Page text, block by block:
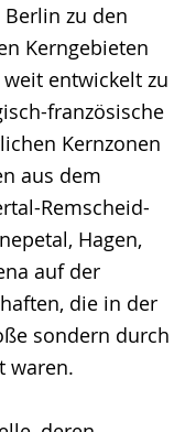
Berlin zu den
Kerngebieten
entwickelt zu
französische
Kernzonen
aus dem
Remscheid-
Hagen,
auf der
die in der
sondern durch
waren.